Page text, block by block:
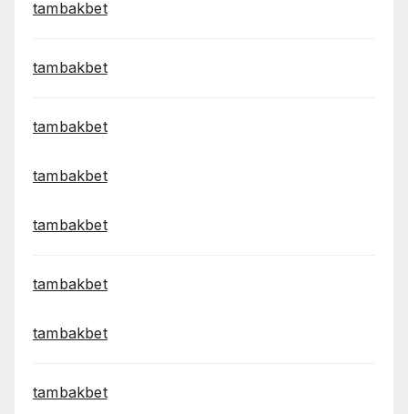
tambakbet
tambakbet
tambakbet
tambakbet
tambakbet
tambakbet
tambakbet
tambakbet